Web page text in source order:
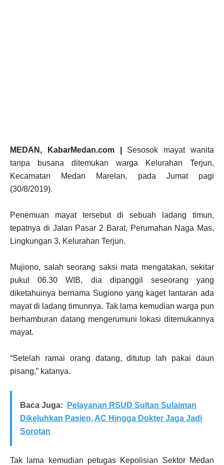
MEDAN, KabarMedan.com |
Sesosok mayat wanita
tanpa busana ditemukan warga Kelurahan Terjun,
Kecamatan Medan Marelan, pada Jumat pagi
(30/8/2019).
Penemuan mayat tersebut di sebuah ladang timun,
tepatnya di Jalan Pasar 2 Barat, Perumahan Naga Mas,
Lingkungan 3, Kelurahan Terjun.
Mujiono, salah seorang saksi mata mengatakan, sekitar
pukul 06.30 WIB, dia dipanggil seseorang yang
diketahuinya bernama Sugiono yang kaget lantaran ada
mayat di ladang timunnya. Tak lama kemudian warga pun
berhamburan datang mengerumuni lokasi ditemukannya
mayat.
“Setelah ramai orang datang, ditutup lah pakai daun
pisang,” katanya.
Baca Juga:
Pelayanan RSUD Sultan Sulaiman
Dikeluhkan Pasien, AC Hingga Dokter Jaga Jadi
Sorotan
Tak lama kemudian petugas Kepolisian Sektor Medan